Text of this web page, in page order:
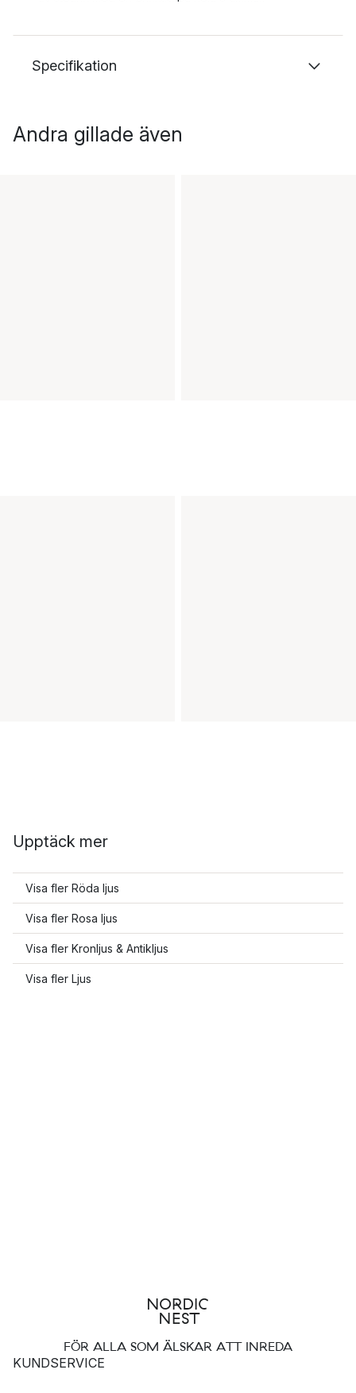
Specifikation
Andra gillade även
Upptäck mer
Visa fler Röda ljus
Visa fler Rosa ljus
Visa fler Kronljus & Antikljus
Visa fler Ljus
FÖR ALLA SOM ÄLSKAR ATT INREDA
KUNDSERVICE